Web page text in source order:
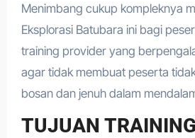
Menimbang cukup kompleknya
Eksplorasi Batubara ini bagi
training provider yang
agar tidak membuat peserta
bosan dan jenuh dalam
TUJUAN TRAINING